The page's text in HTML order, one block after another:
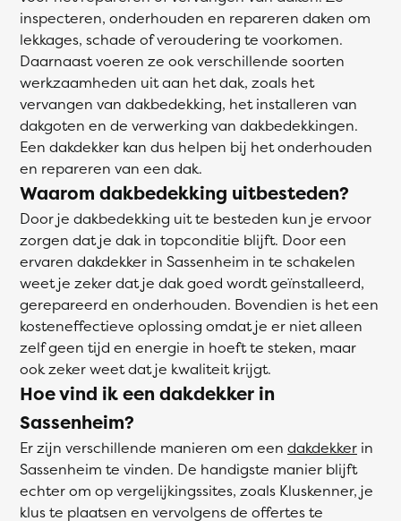
inspecteren, onderhouden en repareren daken om
lekkages, schade of veroudering te voorkomen.
Daarnaast voeren ze ook verschillende soorten
werkzaamheden uit aan het dak, zoals het
vervangen van dakbedekking, het installeren van
dakgoten en de verwerking van dakbedekkingen.
Een dakdekker kan dus helpen bij het onderhouden
en repareren van een dak.
Waarom dakbedekking uitbesteden?
Door je dakbedekking uit te besteden kun je ervoor
zorgen dat je dak in topconditie blijft. Door een
ervaren dakdekker in Sassenheim in te schakelen
weet je zeker dat je dak goed wordt geïnstalleerd,
gerepareerd en onderhouden. Bovendien is het een
kosteneffectieve oplossing omdat je er niet alleen
zelf geen tijd en energie in hoeft te steken, maar
ook zeker weet dat je kwaliteit krijgt.
Hoe vind ik een dakdekker in
Sassenheim?
Er zijn verschillende manieren om een dakdekker in
Sassenheim te vinden. De handigste manier blijft
echter om op vergelijkingssites, zoals Kluskenner, je
klus te plaatsen en vervolgens de offertes te